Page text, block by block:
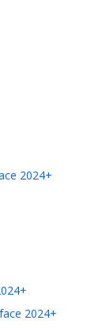
2024+
2024+